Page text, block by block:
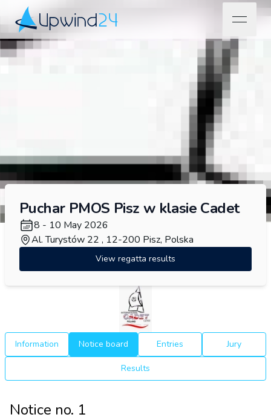
Upwind24
open
Puchar PMOS Pisz w klasie Cadet
8 - 10 May 2026
Al. Turystów 22 , 12-200 Pisz, Polska
View regatta results
Information Notice board Entries Jury
Results
Notice no. 1